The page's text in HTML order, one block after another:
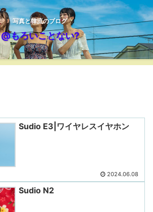
写真と韓流のブログ
@もろいことない?
Sudio E3|ワイヤレスイヤホン
2024.06.08
Sudio N2